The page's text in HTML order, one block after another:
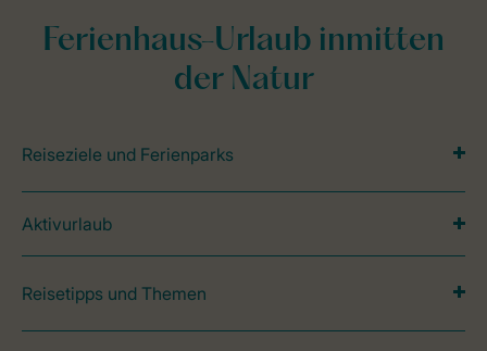
Ferienhaus-Urlaub inmitten
der Natur
Reiseziele und Ferienparks
Aktivurlaub
Reisetipps und Themen